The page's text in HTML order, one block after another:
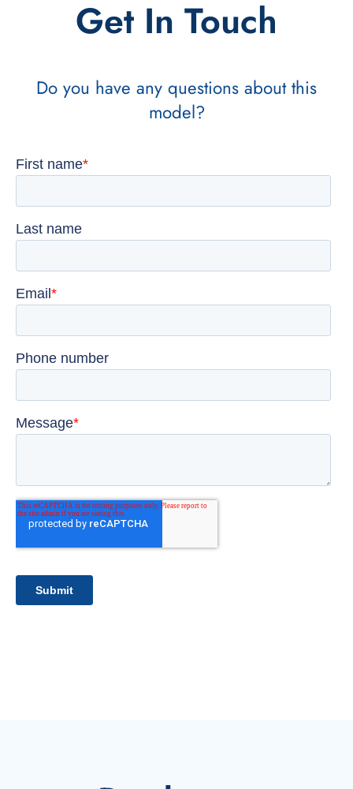
Get In Touch
Do you have any questions about this
model?